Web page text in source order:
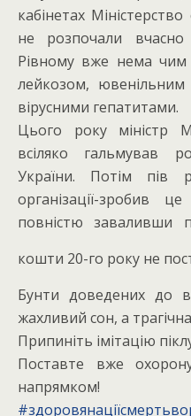
кабінетах
не розпочали
Рівному вже нема чим
лейкозом,
вірусними гепатитами.
Цього року міністр
всіляко гальмував
України. Потім пів
організації-зробив
повністю заваливши
кошти 20-го року не
Бунти доведених до
жахливий сон, а
Припиніть імітацію
Поставте вже
напрямком!